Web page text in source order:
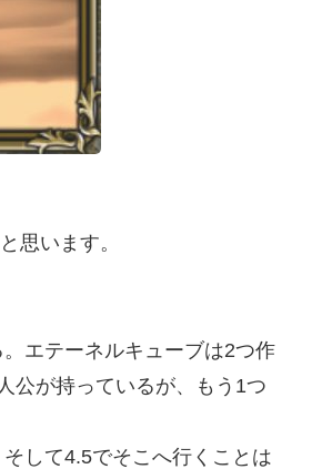
思います。
エテーネルキューブは2つ作
公が持っているが、もう1つ
して4.5でそこへ行くことは